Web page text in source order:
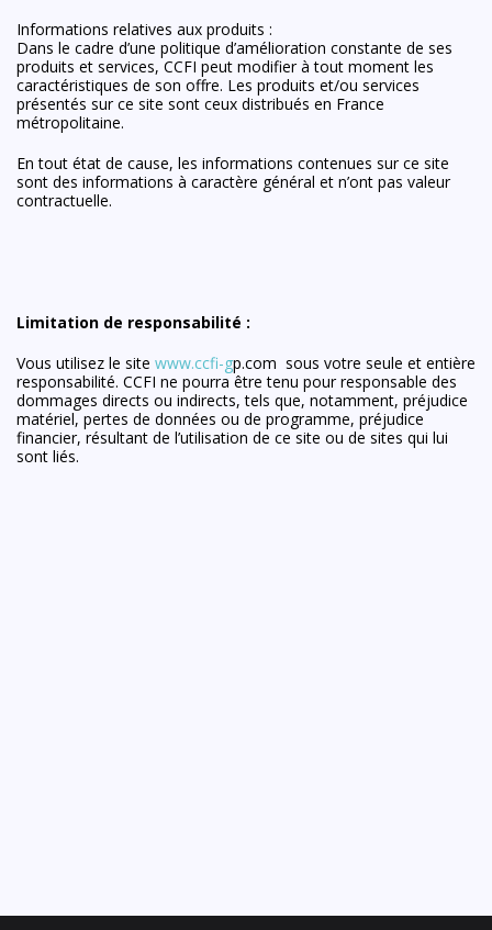
Informations relatives aux produits :
Dans le cadre d’une politique d’amélioration constante de ses
produits et services, CCFI peut modifier à tout moment les
caractéristiques de son offre. Les produits et/ou services
présentés sur ce site sont ceux distribués en France
métropolitaine.
En tout état de cause, les informations contenues sur ce site
sont des informations à caractère général et n’ont pas valeur
contractuelle.
Limitation de responsabilité :
Vous utilisez le site www.ccfi-gp.com sous votre seule et entière
responsabilité. CCFI ne pourra être tenu pour responsable des
dommages directs ou indirects, tels que, notamment, préjudice
matériel, pertes de données ou de programme, préjudice
financier, résultant de l’utilisation de ce site ou de sites qui lui
sont liés.